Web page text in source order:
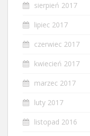
sierpień 2017
lipiec 2017
czerwiec 2017
kwiecień 2017
marzec 2017
luty 2017
listopad 2016